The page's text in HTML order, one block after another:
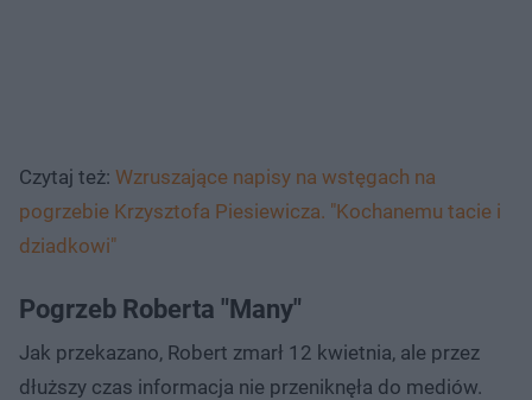
Czytaj też: Wzruszające napisy na wstęgach na
pogrzebie Krzysztofa Piesiewicza. "Kochanemu tacie i
dziadkowi"
Pogrzeb Roberta "Many"
Jak przekazano, Robert zmarł 12 kwietnia, ale przez
dłuższy czas informacja nie przeniknęła do mediów.